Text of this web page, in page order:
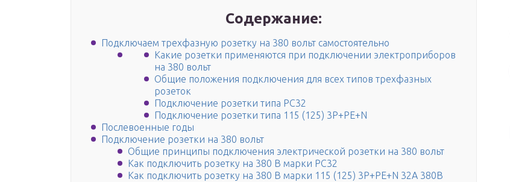
Содержание:
Подключаем трехфазную розетку на 380 вольт самостоятельно
Какие розетки применяются при подключении электроприборов
на 380 вольт
Общие положения подключения для всех типов трехфазных
розеток
Подключение розетки типа PC32
Подключение розетки типа 115 (125) 3P+PE+N
Послевоенные годы
Подключение розетки на 380 вольт
Общие принципы подключения электрической розетки на 380 вольт
Как подключить розетку на 380 В марки РС32
Как подключить розетку на 380 В марки 115 (125) 3Р+РЕ+N 32А 380В